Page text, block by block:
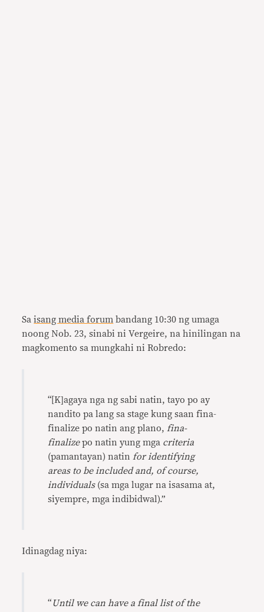
Saisang media forum bandang 10:30 ng umaga
noong Nob. 23, sinabi ni Vergeire, na hinilingan na
magkomento sa mungkahi ni Robredo:
“[K]agaya nga ng sabi natin, tayo po ay
nandito pa lang sa stage kung saan fina-
finalize po natin ang plano, fina-
finalizepo natin yung mga criteria
(pamantayan) natin for identifying
areas to be included and, of course,
individuals(sa mga lugar na isasama at,
siyempre, mga indibidwal).”
Idinagdag niya:
“Until we can have a final list of the